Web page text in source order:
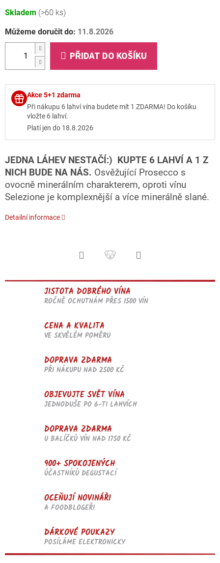
Měrná
Skladem (>60 ks)
Můžeme doručit do: 11.8.2026
PŘIDAT DO KOŠÍKU
Akce 5+1 zdarma
Při nákupu 6 lahví vína budete mít 1 ZDARMA! Do košíku
vložte 6 lahví.
Platí jen do 18.8.2026
JEDNA LÁHEV NESTAČÍ:) KUPTE 6 LAHVÍ A 1 Z
NICH BUDE NA NÁS. Osvěžující Prosecco s
ovocně minerálním charakterem, oproti vínu
Selezione je komplexnější a více minerálně slané.
Detailní informace
JISTOTA DOBRÉHO VÍNA
ROČNĚ OCHUTNÁM PŘES 1500 VÍN
CENA A KVALITA
VE SKVĚLÉM POMĚRU
DOPRAVA ZDARMA
PŘI NÁKUPU NAD 2500 KČ
OBJEVUJTE SVĚT VÍNA
JEDNODUŠE PO 6-TI LAHVÍCH
DOPRAVA ZDARMA
U BALÍČKŮ VÍN NAD 1750 KČ
900+ SPOKOJENÝCH
ÚČASTNÍKŮ DEGUSTACÍ
OCEŇUJÍ NOVINÁŘI
A FOODBLOGEŘI
DÁRKOVÉ POUKAZY
POSÍLÁME ELEKTRONICKY